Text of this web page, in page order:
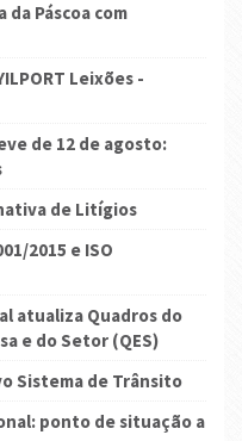
da Páscoa com
Leixões -
de 12 de agosto:
de Litígios
2015 e ISO
atualiza Quadros do
e do Setor (QES)
Sistema de Trânsito
ponto de situação a